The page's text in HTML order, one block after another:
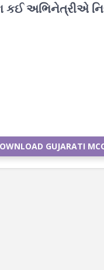
કઈ અભિનેત્રીએ
GUJARATI